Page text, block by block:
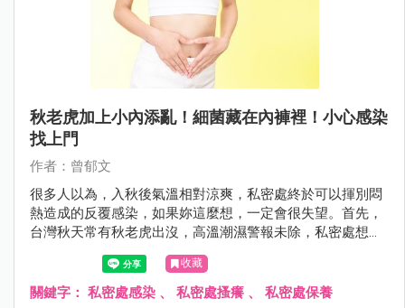
秋老虎加上小內添亂！細菌藏在內褲裡！小心感染
找上門
作者：曾郁文
很多人以為，入秋後氣溫相對涼爽，私密處終於可以揮別悶
熱造成的反覆感染，如果妳這麼想，一定會很失望。首先，
台灣秋天常有秋老虎出沒，高溫潮濕警報未除，私密處想要
遠離搔癢感染有難度，另一方面，很多人以為感染問題出在
外在環境，卻忽略內在環境也可能成為幫兇。
收藏
關鍵字： 私密處感染 、 私密處搔癢 、 私密處保養